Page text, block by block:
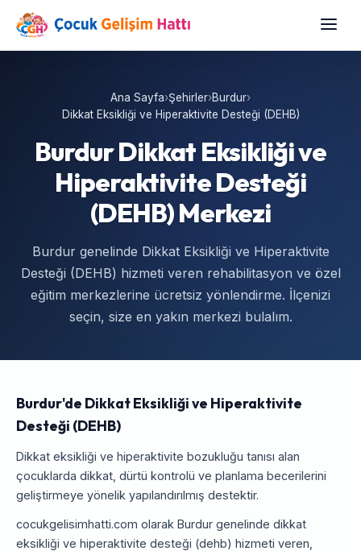
Ana Sayfa›Şehirler›Burdur›
Dikkat Eksikliği ve Hiperaktivite Desteği (DEHB)
Burdur Dikkat Eksikliği ve
Hiperaktivite Desteği
(DEHB) Merkezi
Burdur genelinde Dikkat Eksikliği ve Hiperaktivite
Desteği (DEHB) hizmeti veren rehabilitasyon ve özel
eğitim merkezlerine ücretsiz yönlendirme. İlçenizi
seçin, size en yakın merkezi bulalım.
Burdur'de Dikkat Eksikliği ve Hiperaktivite
Desteği (DEHB)
Dikkat eksikliği ve hiperaktivite bozukluğu tanısı alan
çocuklarda dikkat, dürtü kontrolü ve planlama becerilerini
geliştirmeye yönelik yapılandırılmış destektir.
cocukgelisimhatti.com olarak Burdur genelinde dikkat
eksikliği ve hiperaktivite desteği (dehb) hizmeti veren,